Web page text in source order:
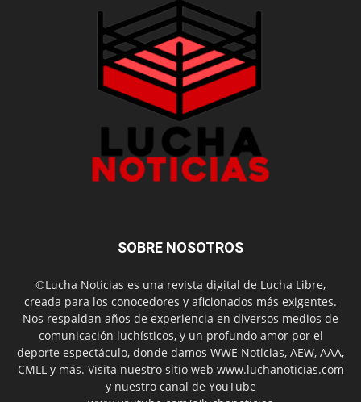
SOBRE NOSOTROS
©Lucha Noticias es una revista digital de Lucha Libre,
creada para los conocedores y aficionados más exigentes.
Nos respaldan años de experiencia en diversos medios de
comunicación luchísticos, y un profundo amor por el
deporte espectáculo, donde damos WWE Noticias, AEW, AAA,
CMLL y más. Visita nuestro sitio web www.luchanoticias.com
y nuestro canal de YouTube